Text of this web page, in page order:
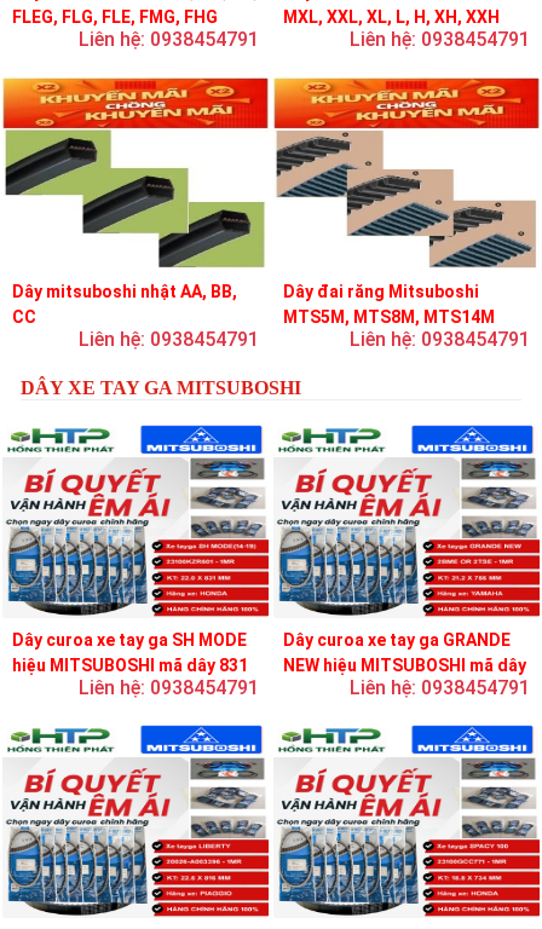
FLEG, FLG, FLE, FMG, FHG
Liên hệ: 0938454791
MXL, XXL, XL, L, H, XH, XXH
Liên hệ: 0938454791
Dây mitsuboshi nhật AA, BB,
CC
Liên hệ: 0938454791
Dây đai răng Mitsuboshi
MTS5M, MTS8M, MTS14M
Liên hệ: 0938454791
DÂY XE TAY GA MITSUBOSHI
Dây curoa xe tay ga SH MODE
hiệu MITSUBOSHI mã dây 831
Liên hệ: 0938454791
Dây curoa xe tay ga GRANDE
NEW hiệu MITSUBOSHI mã dây
Liên hệ: 0938454791